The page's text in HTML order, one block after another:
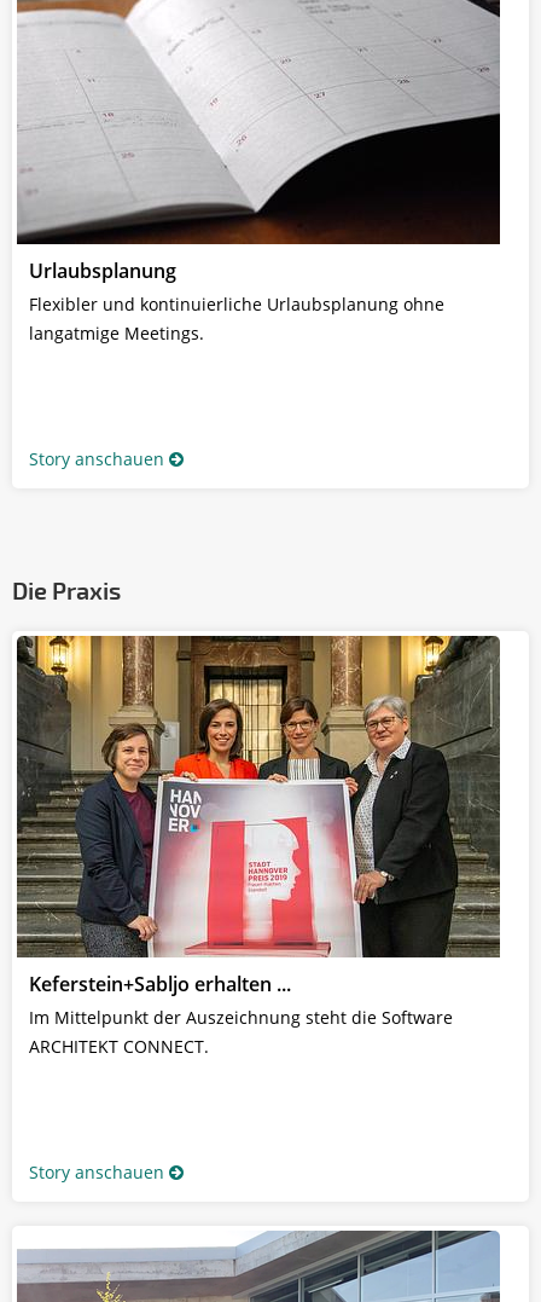
Urlaubsplanung
Flexibler und kontinuierliche Urlaubsplanung ohne
langatmige Meetings.
Story anschauen
Die Praxis
Keferstein+Sabljo erhalten ...
Im Mittelpunkt der Auszeichnung steht die Software
ARCHITEKT CONNECT.
Story anschauen